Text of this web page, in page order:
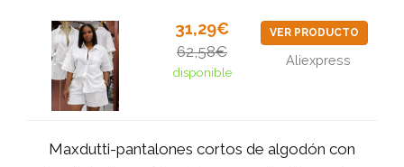
31,29€
62,58€
disponible
VER PRODUCTO
Aliexpress
Maxdutti-pantalones cortos de algodón con